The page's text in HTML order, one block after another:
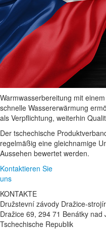
Warmwasserbereitung mit
schnelle Wassererwärmung
als Verpflichtung, weiterhin
Der tschechische
regelmäßig eine gleichnamige
Aussehen bewertet werden.
Kontaktieren Sie
uns
KONTAKTE
Družstevní závody Dražice-
Dražice 69, 294 71 Benátky nad
Tschechische Republik